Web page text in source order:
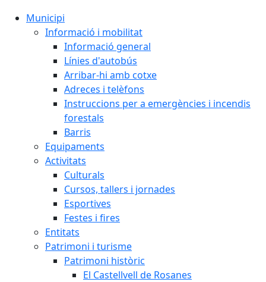
Municipi
Informació i mobilitat
Informació general
Línies d'autobús
Arribar-hi amb cotxe
Adreces i telèfons
Instruccions per a emergències i incendis
forestals
Barris
Equipaments
Activitats
Culturals
Cursos, tallers i jornades
Esportives
Festes i fires
Entitats
Patrimoni i turisme
Patrimoni històric
El Castellvell de Rosanes